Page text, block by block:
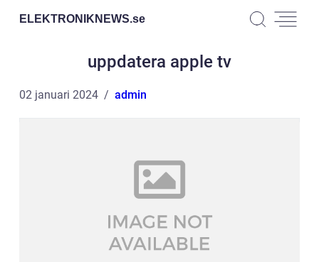
ELEKTRONIKNEWS.se
uppdatera apple tv
02 januari 2024 admin